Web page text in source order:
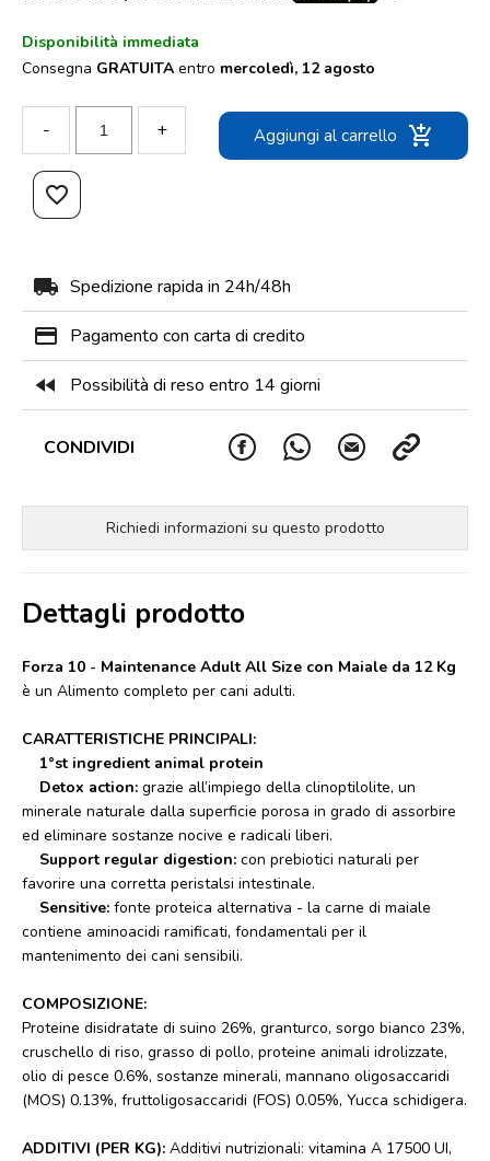
Disponibilità immediata
Consegna GRATUITA entro mercoledì, 12 agosto
- + Aggiungi al carrello add_shopping_cart
favorite_border
local_shipping Spedizione rapida in 24h/48h
payment Pagamento con carta di credito
fast_rewind Possibilità di reso entro 14 giorni
CONDIVIDI
Richiedi informazioni su questo prodotto
Dettagli prodotto
Forza 10 - Maintenance Adult All Size con Maiale da 12 Kg
è un Alimento completo per cani adulti.
CARATTERISTICHE PRINCIPALI:
1°st ingredient animal protein
Detox action: grazie all’impiego della clinoptilolite, un
minerale naturale dalla superficie porosa in grado di assorbire
ed eliminare sostanze nocive e radicali liberi.
Support regular digestion: con prebiotici naturali per
favorire una corretta peristalsi intestinale.
Sensitive: fonte proteica alternativa - la carne di maiale
contiene aminoacidi ramificati, fondamentali per il
mantenimento dei cani sensibili.
COMPOSIZIONE:
Proteine disidratate di suino 26%, granturco, sorgo bianco 23%,
cruschello di riso, grasso di pollo, proteine animali idrolizzate,
olio di pesce 0.6%, sostanze minerali, mannano oligosaccaridi
(MOS) 0.13%, fruttoligosaccaridi (FOS) 0.05%, Yucca schidigera.
ADDITIVI (PER KG): Additivi nutrizionali: vitamina A 17500 UI,